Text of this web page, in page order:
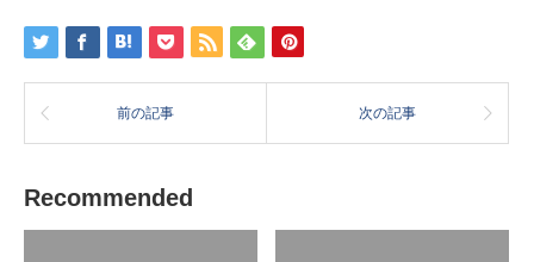
前の記事 次の記事
Recommended